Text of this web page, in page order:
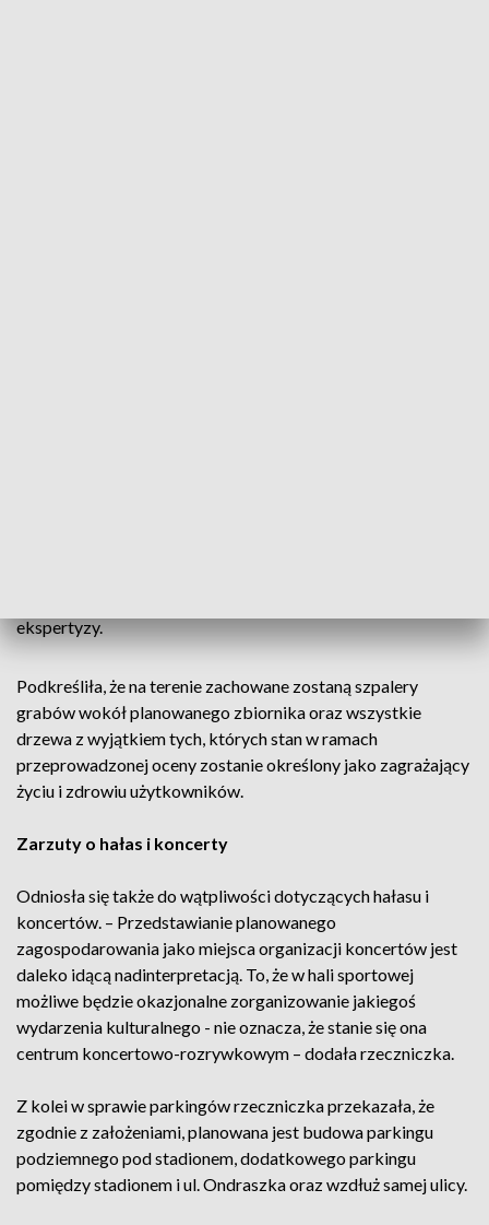
ekspertyzy.
Podkreśliła, że na terenie zachowane zostaną szpalery
grabów wokół planowanego zbiornika oraz wszystkie
drzewa z wyjątkiem tych, których stan w ramach
przeprowadzonej oceny zostanie określony jako zagrażający
życiu i zdrowiu użytkowników.
Zarzuty o hałas i koncerty
Odniosła się także do wątpliwości dotyczących hałasu i
koncertów. – Przedstawianie planowanego
zagospodarowania jako miejsca organizacji koncertów jest
daleko idącą nadinterpretacją. To, że w hali sportowej
możliwe będzie okazjonalne zorganizowanie jakiegoś
wydarzenia kulturalnego - nie oznacza, że stanie się ona
centrum koncertowo-rozrywkowym – dodała rzeczniczka.
Z kolei w sprawie parkingów rzeczniczka przekazała, że
zgodnie z założeniami, planowana jest budowa parkingu
podziemnego pod stadionem, dodatkowego parkingu
pomiędzy stadionem i ul. Ondraszka oraz wzdłuż samej ulicy.